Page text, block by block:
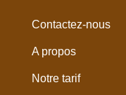
Contactez-nous
A propos
Notre tarif